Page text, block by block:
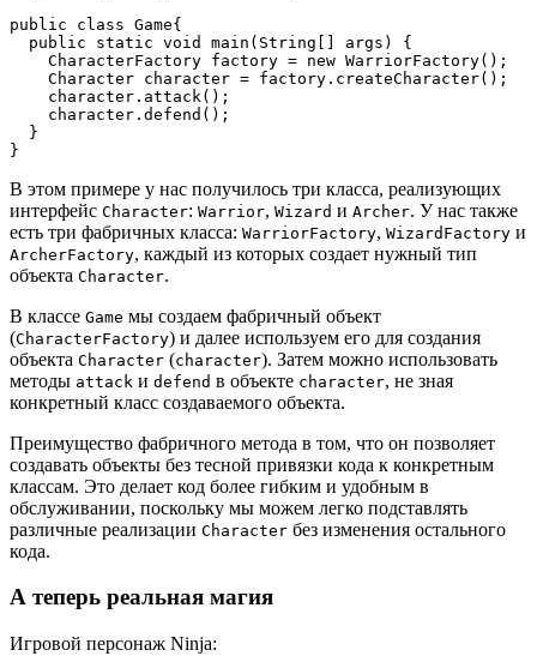
public class Game{
  public static void main(String[] args) {
    CharacterFactory factory = new WarriorFactory();
    Character character = factory.createCharacter();
    character.attack();
    character.defend();
  }
}
В этом примере у нас получилось три класса, реализующих
интерфейс Character: Warrior, Wizard и Archer. У нас также
есть три фабричных класса: WarriorFactory, WizardFactory и
ArcherFactory, каждый из которых создает нужный тип
объекта Character.
В классе Game мы создаем фабричный объект
(CharacterFactory) и далее используем его для создания
объекта Character (character). Затем можно использовать
методы attack и defend в объекте character, не зная
конкретный класс создаваемого объекта.
Преимущество фабричного метода в том, что он позволяет
создавать объекты без тесной привязки кода к конкретным
классам. Это делает код более гибким и удобным в
обслуживании, поскольку мы можем легко подставлять
различные реализации Character без изменения остального
кода.
А теперь реальная магия
Игровой персонаж Ninja: